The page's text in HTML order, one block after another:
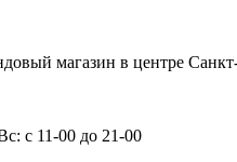
магазин в центре
с 11-00 до 21-00